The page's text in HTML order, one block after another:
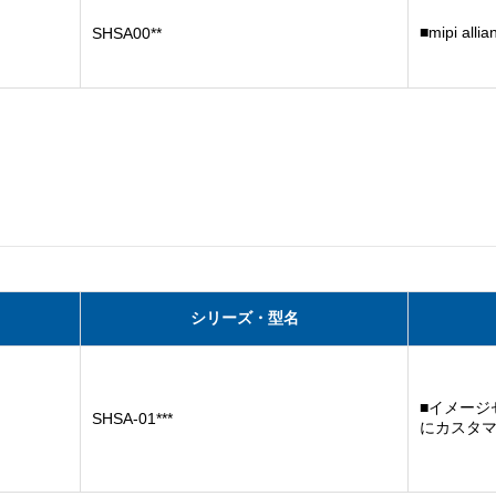
SHSA00** ■mipi
シリーズ・型名
SHSA-01***
■イメージ
にカスタ